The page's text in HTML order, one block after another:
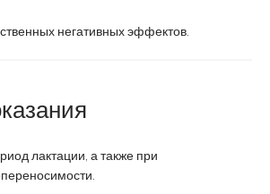
негативных эффектов.
лактации, а также при